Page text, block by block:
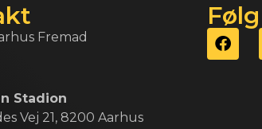
Fremad
Stadion
Vej 21, 8200 Aarhus